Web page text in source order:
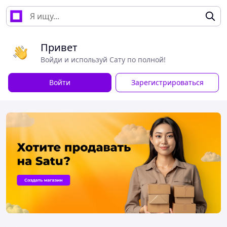
Привет
Войди и используй Сату по полной!
Войти Зарегистрироваться